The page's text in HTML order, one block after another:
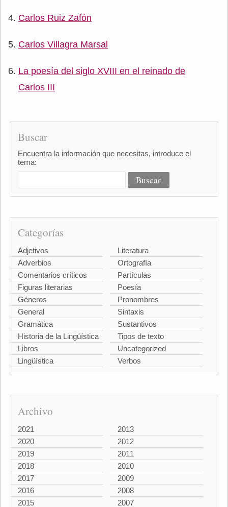
Carlos Ruiz Zafón
Carlos Villagra Marsal
La poesía del siglo XVIII en el reinado de
Carlos III
Buscar
Encuentra la información que necesitas, introduce el
tema:
Categorías
Adjetivos
Adverbios
Comentarios críticos
Figuras literarias
Géneros
General
Gramática
Historia de la Lingüística
Libros
Lingüística
Literatura
Ortografía
Partículas
Poesía
Pronombres
Sintaxis
Sustantivos
Tipos de texto
Uncategorized
Verbos
Archivo
2021
2020
2019
2018
2017
2016
2015
2013
2012
2011
2010
2009
2008
2007